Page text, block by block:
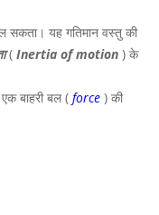
सकता। यह गतिमान वस्तु की
( Inertia of motion ) के
बाहरी बल ( force ) की